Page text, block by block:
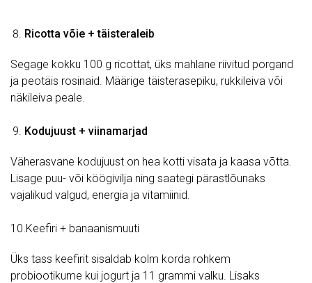
Ricotta võie + täisteraleib
Segage kokku 100 g ricottat, üks mahlane riivitud porgand
ja peotäis rosinaid. Määrige täisterasepiku, rukkileiva või
näkileiva peale.
Kodujuust + viinamarjad
Väherasvane kodujuust on hea kotti visata ja kaasa võtta.
Lisage puu- või köögivilja ning saategi pärastlõunaks
vajalikud valgud, energia ja vitamiinid.
10.Keefiri + banaanismuuti
Üks tass keefirit sisaldab kolm korda rohkem
probiootikume kui jogurt ja 11 grammi valku. Lisaks